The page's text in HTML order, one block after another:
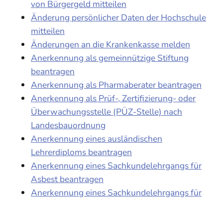
von Bürgergeld mitteilen
Änderung persönlicher Daten der Hochschule
mitteilen
Änderungen an die Krankenkasse melden
Anerkennung als gemeinnützige Stiftung
beantragen
Anerkennung als Pharmaberater beantragen
Anerkennung als Prüf-, Zertifizierung- oder
Überwachungsstelle (PÜZ-Stelle) nach
Landesbauordnung
Anerkennung eines ausländischen
Lehrerdiploms beantragen
Anerkennung eines Sachkundelehrgangs für
Asbest beantragen
Anerkennung eines Sachkundelehrgangs für